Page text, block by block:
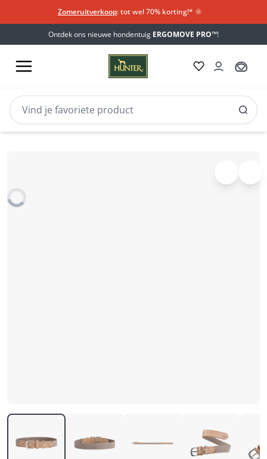
Zomeruitverkoop: tot wel 70% korting!*​ 🌞
Ontdek ons nieuwe hondentuig ERGOMOVE PRO™!